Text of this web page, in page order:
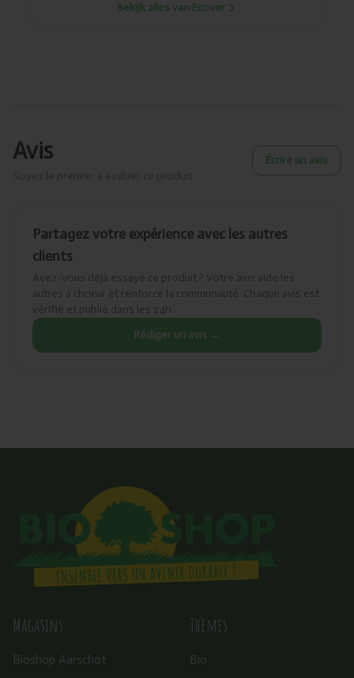
Bekijk alles van Ecover
Avis Écrire un avis
Partagez votre expérience avec les autres
clients
Avez-vous déjà essayé ce produit ? Votre avis aide les
autres à choisir et renforce la communauté. Chaque avis est
vérifié et publié dans les 24h.
Rédiger un avis →
Magasins
Bioshop Aarschot
Thèmes
Bio